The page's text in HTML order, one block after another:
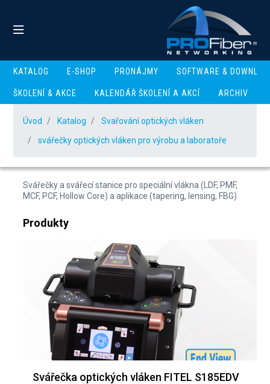
KATALOG E-SHOP PRONÁJMY SOFTWARE &
ŠKOLENÍ & AKCE KALENDÁŘ ŠKOLENÍ A AKCÍ ARCHIV
Úvod Katalog
Svařování optických vláken
svářečky optických vláken pro výrobu a laboratoře
svářečky optických
vláken pro výrobu a
laboratoře
Svářečky a svářecí stanice pro speciální vlákna (LDF, PMF,
MCF, PCF, Hollow Core) a aplikace (tapering, lensing, FBG)
Produkty
Svářečka optických vláken FITEL S185EDV